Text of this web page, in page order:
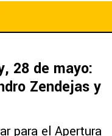
28 de mayo:
Zendejas y
para el Apertura